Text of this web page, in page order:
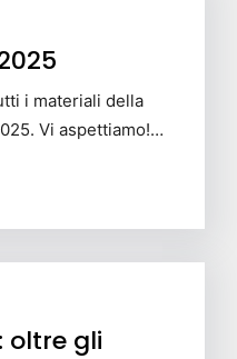
i materiali della
Vi aspettiamo!…
oltre gli